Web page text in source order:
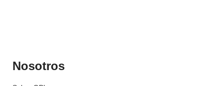
Nosotros